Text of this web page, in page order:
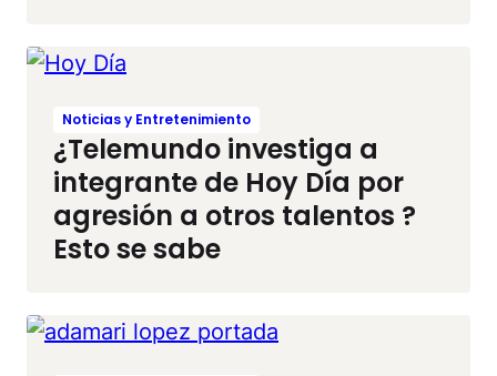
Noticias y Entretenimiento
¿Telemundo investiga a
integrante de Hoy Día por
agresión a otros talentos ?
Esto se sabe